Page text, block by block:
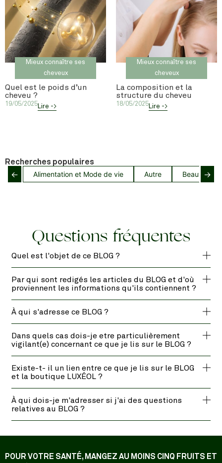
Mieux connaître ses
cheveux
Quel est le poids d’un
cheveu ?
19/05/2025Lire ->
Mieux connaître ses
cheveux
La composition et la
structure du cheveu
18/05/2025Lire ->
Recherches populaires
← Alimentation et Mode de vie Autre Beauté→
Questions fréquentes
Quel est l'objet de ce BLOG ?
Par qui sont redigés les articles du BLOG et d'où
proviennent les informations qu'ils contiennent ?
À qui s'adresse ce BLOG ?
Dans quels cas dois-je etre particulièrement
vigilant(e) concernant ce que je lis sur le BLOG ?
Existe-t- il un lien entre ce que je lis sur le BLOG
et la boutique LUXÉOL ?
À qui dois-je m'adresser si j'ai des questions
relatives au BLOG ?
POUR VOTRE SANTÉ, MANGEZ AU MOINS CINQ FRUITS ET